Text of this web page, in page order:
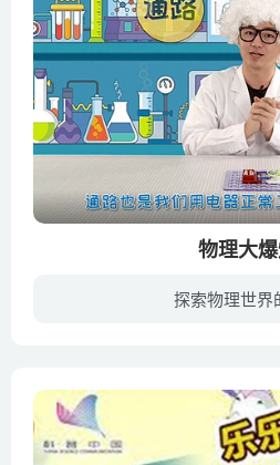
物理大
探索物理世界